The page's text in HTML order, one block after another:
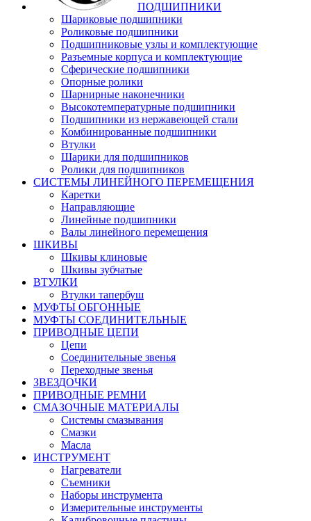
ПОДШИПНИКИ
Шариковые подшипники
Роликовые подшипники
Подшипниковые узлы и комплектующие
Разъемные корпуса и комплектующие
Сферические подшипники
Опорные ролики
Шарнирные наконечники
Высокотемпературные подшипники
Подшипники из нержавеющей стали
Комбинированные подшипники
Втулки
Шарики для подшипников
Ролики для подшипников
СИСТЕМЫ ЛИНЕЙНОГО ПЕРЕМЕЩЕНИЯ
Каретки
Направляющие
Линейные подшипники
Валы линейного перемещения
ШКИВЫ
Шкивы клиновые
Шкивы зубчатые
ВТУЛКИ
Втулки тапербуш
МУФТЫ ОБГОННЫЕ
МУФТЫ СОЕДИНИТЕЛЬНЫЕ
ПРИВОДНЫЕ ЦЕПИ
Цепи
Соединительные звенья
Переходные звенья
ЗВЕЗДОЧКИ
ПРИВОДНЫЕ РЕМНИ
СМАЗОЧНЫЕ МАТЕРИАЛЫ
Системы смазывания
Смазки
Масла
ИНСТРУМЕНТ
Нагреватели
Съемники
Наборы инструмента
Измерительные инструменты